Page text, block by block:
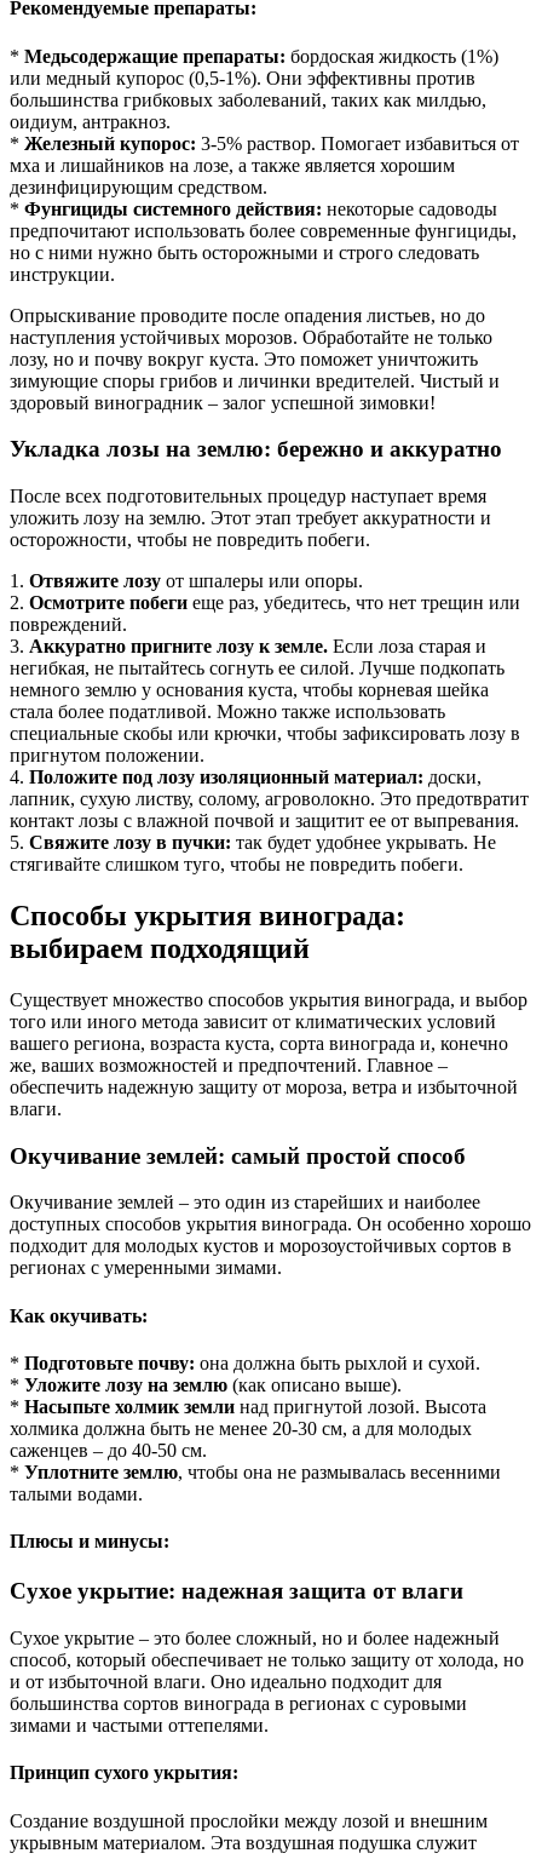
Рекомендуемые препараты:
* Медьсодержащие препараты: бордоская жидкость (1%)
или медный купорос (0,5-1%). Они эффективны против
большинства грибковых заболеваний, таких как милдью,
оидиум, антракноз.
* Железный купорос: 3-5% раствор. Помогает избавиться от
мха и лишайников на лозе, а также является хорошим
дезинфицирующим средством.
* Фунгициды системного действия: некоторые садоводы
предпочитают использовать более современные фунгициды,
но с ними нужно быть осторожными и строго следовать
инструкции.
Опрыскивание проводите после опадения листьев, но до
наступления устойчивых морозов. Обработайте не только
лозу, но и почву вокруг куста. Это поможет уничтожить
зимующие споры грибов и личинки вредителей. Чистый и
здоровый виноградник – залог успешной зимовки!
Укладка лозы на землю: бережно и аккуратно
После всех подготовительных процедур наступает время
уложить лозу на землю. Этот этап требует аккуратности и
осторожности, чтобы не повредить побеги.
1. Отвяжите лозу от шпалеры или опоры.
2. Осмотрите побеги еще раз, убедитесь, что нет трещин или
повреждений.
3. Аккуратно пригните лозу к земле. Если лоза старая и
негибкая, не пытайтесь согнуть ее силой. Лучше подкопать
немного землю у основания куста, чтобы корневая шейка
стала более податливой. Можно также использовать
специальные скобы или крючки, чтобы зафиксировать лозу в
пригнутом положении.
4. Положите под лозу изоляционный материал: доски,
лапник, сухую листву, солому, агроволокно. Это предотвратит
контакт лозы с влажной почвой и защитит ее от выпревания.
5. Свяжите лозу в пучки: так будет удобнее укрывать. Не
стягивайте слишком туго, чтобы не повредить побеги.
Способы укрытия винограда:
выбираем подходящий
Существует множество способов укрытия винограда, и выбор
того или иного метода зависит от климатических условий
вашего региона, возраста куста, сорта винограда и, конечно
же, ваших возможностей и предпочтений. Главное –
обеспечить надежную защиту от мороза, ветра и избыточной
влаги.
Окучивание землей: самый простой способ
Окучивание землей – это один из старейших и наиболее
доступных способов укрытия винограда. Он особенно хорошо
подходит для молодых кустов и морозоустойчивых сортов в
регионах с умеренными зимами.
Как окучивать:
* Подготовьте почву: она должна быть рыхлой и сухой.
* Уложите лозу на землю (как описано выше).
* Насыпьте холмик земли над пригнутой лозой. Высота
холмика должна быть не менее 20-30 см, а для молодых
саженцев – до 40-50 см.
* Уплотните землю, чтобы она не размывалась весенними
талыми водами.
Плюсы и минусы:
Сухое укрытие: надежная защита от влаги
Сухое укрытие – это более сложный, но и более надежный
способ, который обеспечивает не только защиту от холода, но
и от избыточной влаги. Оно идеально подходит для
большинства сортов винограда в регионах с суровыми
зимами и частыми оттепелями.
Принцип сухого укрытия:
Создание воздушной прослойки между лозой и внешним
укрывным материалом. Эта воздушная подушка служит